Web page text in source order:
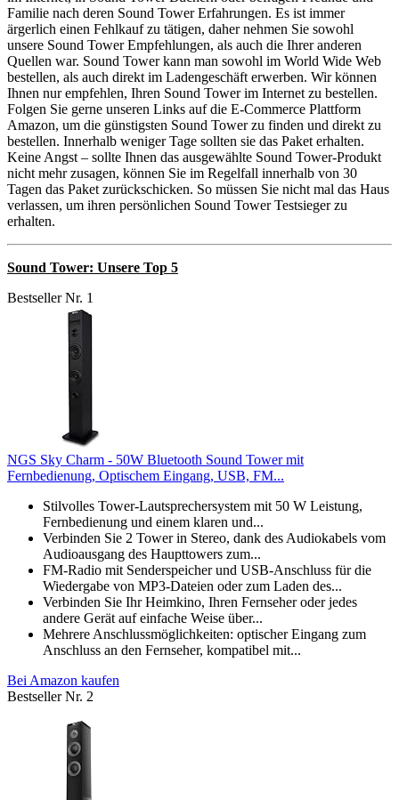
Familie nach deren Sound Tower Erfahrungen. Es ist immer
ärgerlich einen Fehlkauf zu tätigen, daher nehmen Sie sowohl
unsere Sound Tower Empfehlungen, als auch die Ihrer anderen
Quellen war. Sound Tower kann man sowohl im World Wide Web
bestellen, als auch direkt im Ladengeschäft erwerben. Wir können
Ihnen nur empfehlen, Ihren Sound Tower im Internet zu bestellen.
Folgen Sie gerne unseren Links auf die E-Commerce Plattform
Amazon, um die günstigsten Sound Tower zu finden und direkt zu
bestellen. Innerhalb weniger Tage sollten sie das Paket erhalten.
Keine Angst – sollte Ihnen das ausgewählte Sound Tower-Produkt
nicht mehr zusagen, können Sie im Regelfall innerhalb von 30
Tagen das Paket zurückschicken. So müssen Sie nicht mal das Haus
verlassen, um ihren persönlichen Sound Tower Testsieger zu
erhalten.
Sound Tower: Unsere Top 5
Bestseller Nr. 1
NGS Sky Charm - 50W Bluetooth Sound Tower mit
Fernbedienung, Optischem Eingang, USB, FM...
Stilvolles Tower-Lautsprechersystem mit 50 W Leistung,
Fernbedienung und einem klaren und...
Verbinden Sie 2 Tower in Stereo, dank des Audiokabels vom
Audioausgang des Haupttowers zum...
FM-Radio mit Senderspeicher und USB-Anschluss für die
Wiedergabe von MP3-Dateien oder zum Laden des...
Verbinden Sie Ihr Heimkino, Ihren Fernseher oder jedes
andere Gerät auf einfache Weise über...
Mehrere Anschlussmöglichkeiten: optischer Eingang zum
Anschluss an den Fernseher, kompatibel mit...
Bei Amazon kaufen
Bestseller Nr. 2